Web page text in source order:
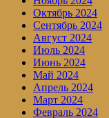
Октябрь 2024
Сентябрь 2024
Август 2024
Июль 2024
Июнь 2024
Май 2024
Апрель 2024
Март 2024
Февраль 2024